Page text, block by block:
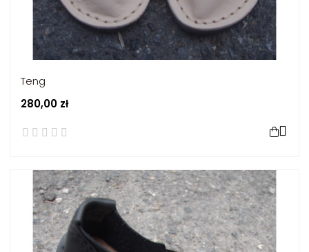
Teng
280,00 zł
